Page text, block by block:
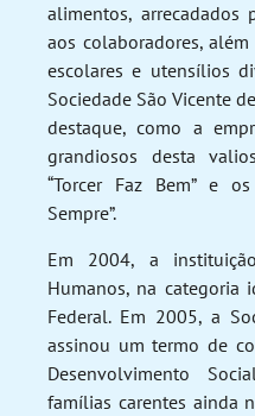
alimentos,
aos colaboradores,
escolares e utensílios
Sociedade São Vicente
destaque, como a
grandiosos desta
“Torcer Faz Bem” e
Sempre”.
Em 2004, a
Humanos, na categoria
Federal. Em 2005, a
assinou um termo de
Desenvolvimento
famílias carentes ainda